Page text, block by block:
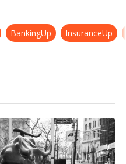
BankingUp InsuranceUp